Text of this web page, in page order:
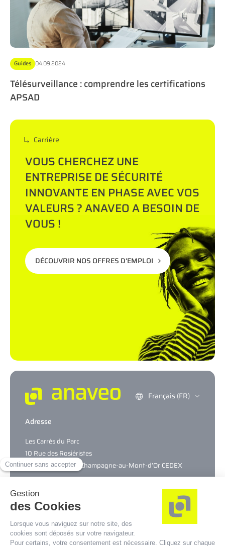
Guides 04.09.2024
Télésurveillance : comprendre les certifications
APSAD
Carrière
VOUS CHERCHEZ UNE
ENTREPRISE DE SÉCURITÉ
INNOVANTE EN PHASE AVEC VOS
VALEURS ? ANAVEO A BESOIN DE
VOUS !
DÉCOUVRIR NOS OFFRES D'EMPLOI
Français (FR)
Adresse
Les Carrés du Parc
10 Rue des Rosiéristes
CS69317 – 69544 Champagne-au-Mont-d’Or CEDEX
Nous contacter
0 979 980 144
Pour toutes vos autres demandes :